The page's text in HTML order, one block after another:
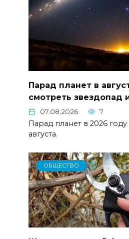
Парад планет в
смотреть звездопад
07.08.2026 7
Парад планет в 2026
августа.
ОБЩЕСТВО